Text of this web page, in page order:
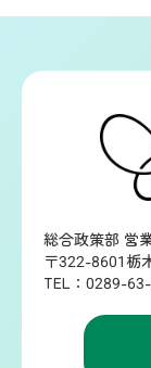
総合政策部 営
〒322-8601栃
TEL：0289-